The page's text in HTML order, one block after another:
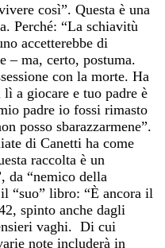
così”. Questa è una
Perché: “La schiavitù
accetterebbe di
– ma, certo, postuma.
con la morte. Ha
a giocare e tuo padre è
padre io fossi rimasto
posso sbarazzarmene”.
di Canetti ha come
raccolta è un
da “nemico della
“suo” libro: “È ancora il
spinto anche dagli
vaghi. Di cui
note includerà in